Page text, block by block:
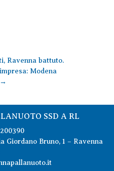
Ravenna battuto.
Modena
→
SSD A RL
Giordano Bruno, 1 – Ravenna